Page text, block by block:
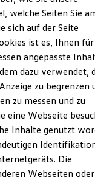
19:00 Uhr
18:45 Uhr
13:00 Uhr
welche Seiten Sie
sich auf der Seite
ist es, Ihnen für
angepasste
dazu verwendet,
zu begrenzen
zu messen und zu
eine Webseite
Inhalte genutzt
Die
Webseiten oder